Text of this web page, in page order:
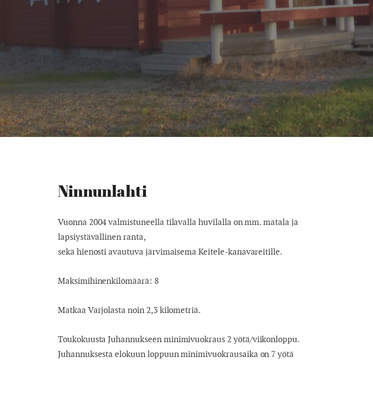
Ninnunlahti
Vuonna 2004 valmistuneella tilavalla huvilalla on mm. matala ja
lapsiystävällinen ranta,
sekä hienosti avautuva järvimaisema Keitele-kanavareitille.
Maksimihinenkilömäärä: 8
Matkaa Varjolasta noin 2,3 kilometriä.
Toukokuusta Juhannukseen minimivuokraus 2 yötä/viikonloppu.
Juhannuksesta elokuun loppuun minimivuokrausaika on 7 yötä